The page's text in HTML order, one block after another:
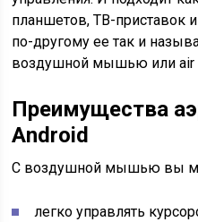
планшетов, ТВ-приставок
по-другому ее так и
воздушной мышью или air
Преимущества
Android
С воздушной мышью вы
легко управлять